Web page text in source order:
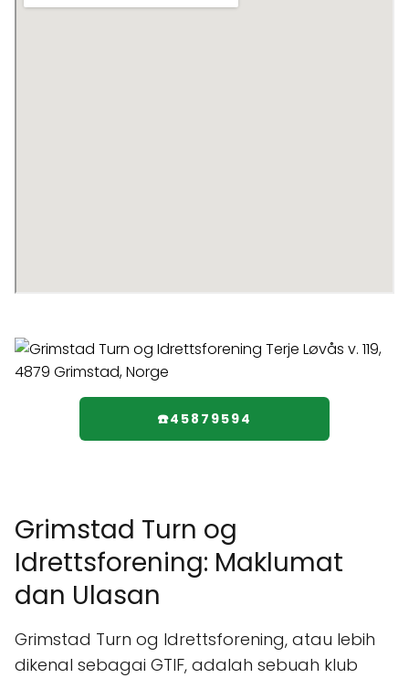
☎️45879594
Grimstad Turn og
Idrettsforening: Maklumat
dan Ulasan
Grimstad Turn og Idrettsforening, atau lebih
dikenal sebagai GTIF, adalah sebuah klub